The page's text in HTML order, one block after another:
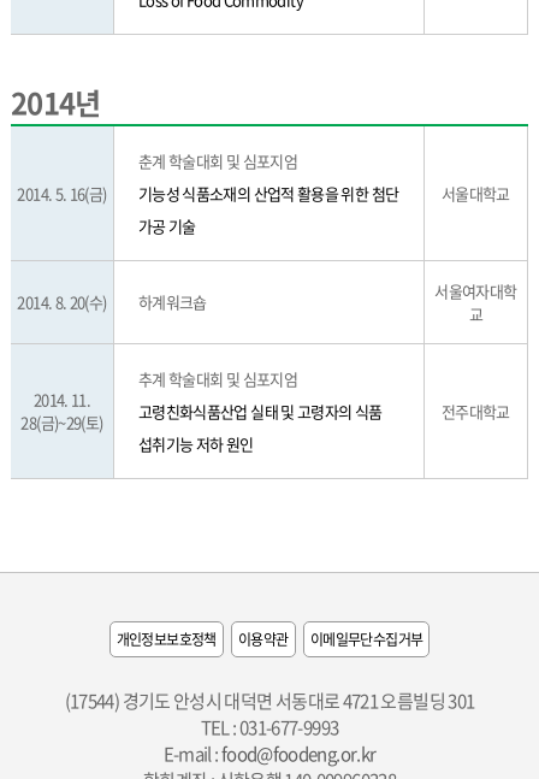
2014년
2014. 5. 16(금)
춘계 학술대회 및 심포지엄
기능성 식품소재의 산업적 활용을 위한 첨단
가공 기술
서울대학교
2014. 8. 20(수) 하계워크숍
서울여자대학
교
2014. 11.
28(금)~29(토)
추계 학술대회 및 심포지엄
고령친화식품산업 실태 및 고령자의 식품
섭취기능 저하 원인
전주대학교
개인정보보호정책 이용약관 이메일무단수집거부
(17544) 경기도 안성시 대덕면 서동대로 4721 오름빌딩 301
TEL : 031-677-9993
E-mail :food@foodeng.or.kr